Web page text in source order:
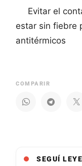
Evitar el
estar sin fiebre
antitérmicos
COMPARIR
SEGUÍ